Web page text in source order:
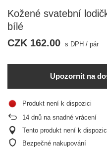
Kožené svatební
bílé
CZK 162.00 s DPH / pár
Upozornit na
Produkt není k dispozici
14 dnů na snadné vrácení
Tento produkt není k
Bezpečné nakupování